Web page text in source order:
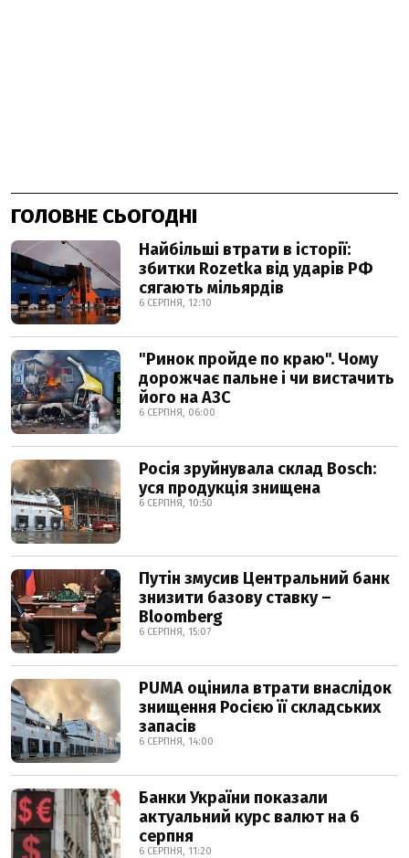
ГОЛОВНЕ СЬОГОДНІ
Найбільші втрати в історії:
збитки Rozetka від ударів РФ
сягають мільярдів
6 СЕРПНЯ, 12:10
"Ринок пройде по краю". Чому
дорожчає пальне і чи вистачить
його на АЗС
6 СЕРПНЯ, 06:00
Росія зруйнувала склад Bosch:
уся продукція знищена
6 СЕРПНЯ, 10:50
Путін змусив Центральний банк
знизити базову ставку –
Bloomberg
6 СЕРПНЯ, 15:07
PUMA оцінила втрати внаслідок
знищення Росією її складських
запасів
6 СЕРПНЯ, 14:00
Банки України показали
актуальний курс валют на 6
серпня
6 СЕРПНЯ, 11:20